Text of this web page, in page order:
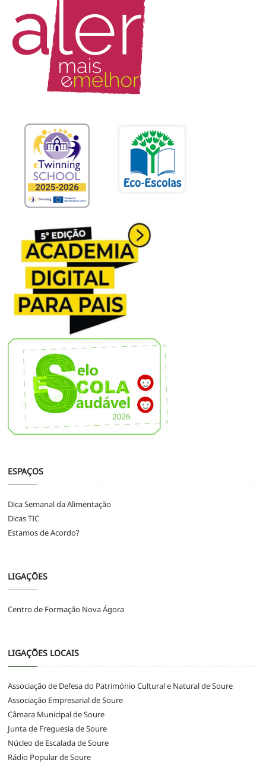
ESPAÇOS
Dica Semanal da Alimentação
Dicas TIC
Estamos de Acordo?
LIGAÇÕES
Centro de Formação Nova Ágora
LIGAÇÕES LOCAIS
Associação de Defesa do Património Cultural e Natural de Soure
Associação Empresarial de Soure
Câmara Municipal de Soure
Junta de Freguesia de Soure
Núcleo de Escalada de Soure
Rádio Popular de Soure